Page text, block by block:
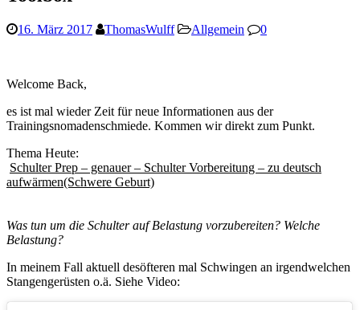
16. März 2017 ThomasWulff Allgemein 0
Welcome Back,
es ist mal wieder Zeit für neue Informationen aus der
Trainingsnomadenschmiede. Kommen wir direkt zum Punkt.
Thema Heute:
Schulter Prep – genauer – Schulter Vorbereitung – zu deutsch
aufwärmen(Schwere Geburt)
Was tun um die Schulter auf Belastung vorzubereiten? Welche
Belastung?
In meinem Fall aktuell desöfteren mal Schwingen an irgendwelchen
Stangengerüsten o.ä. Siehe Video: